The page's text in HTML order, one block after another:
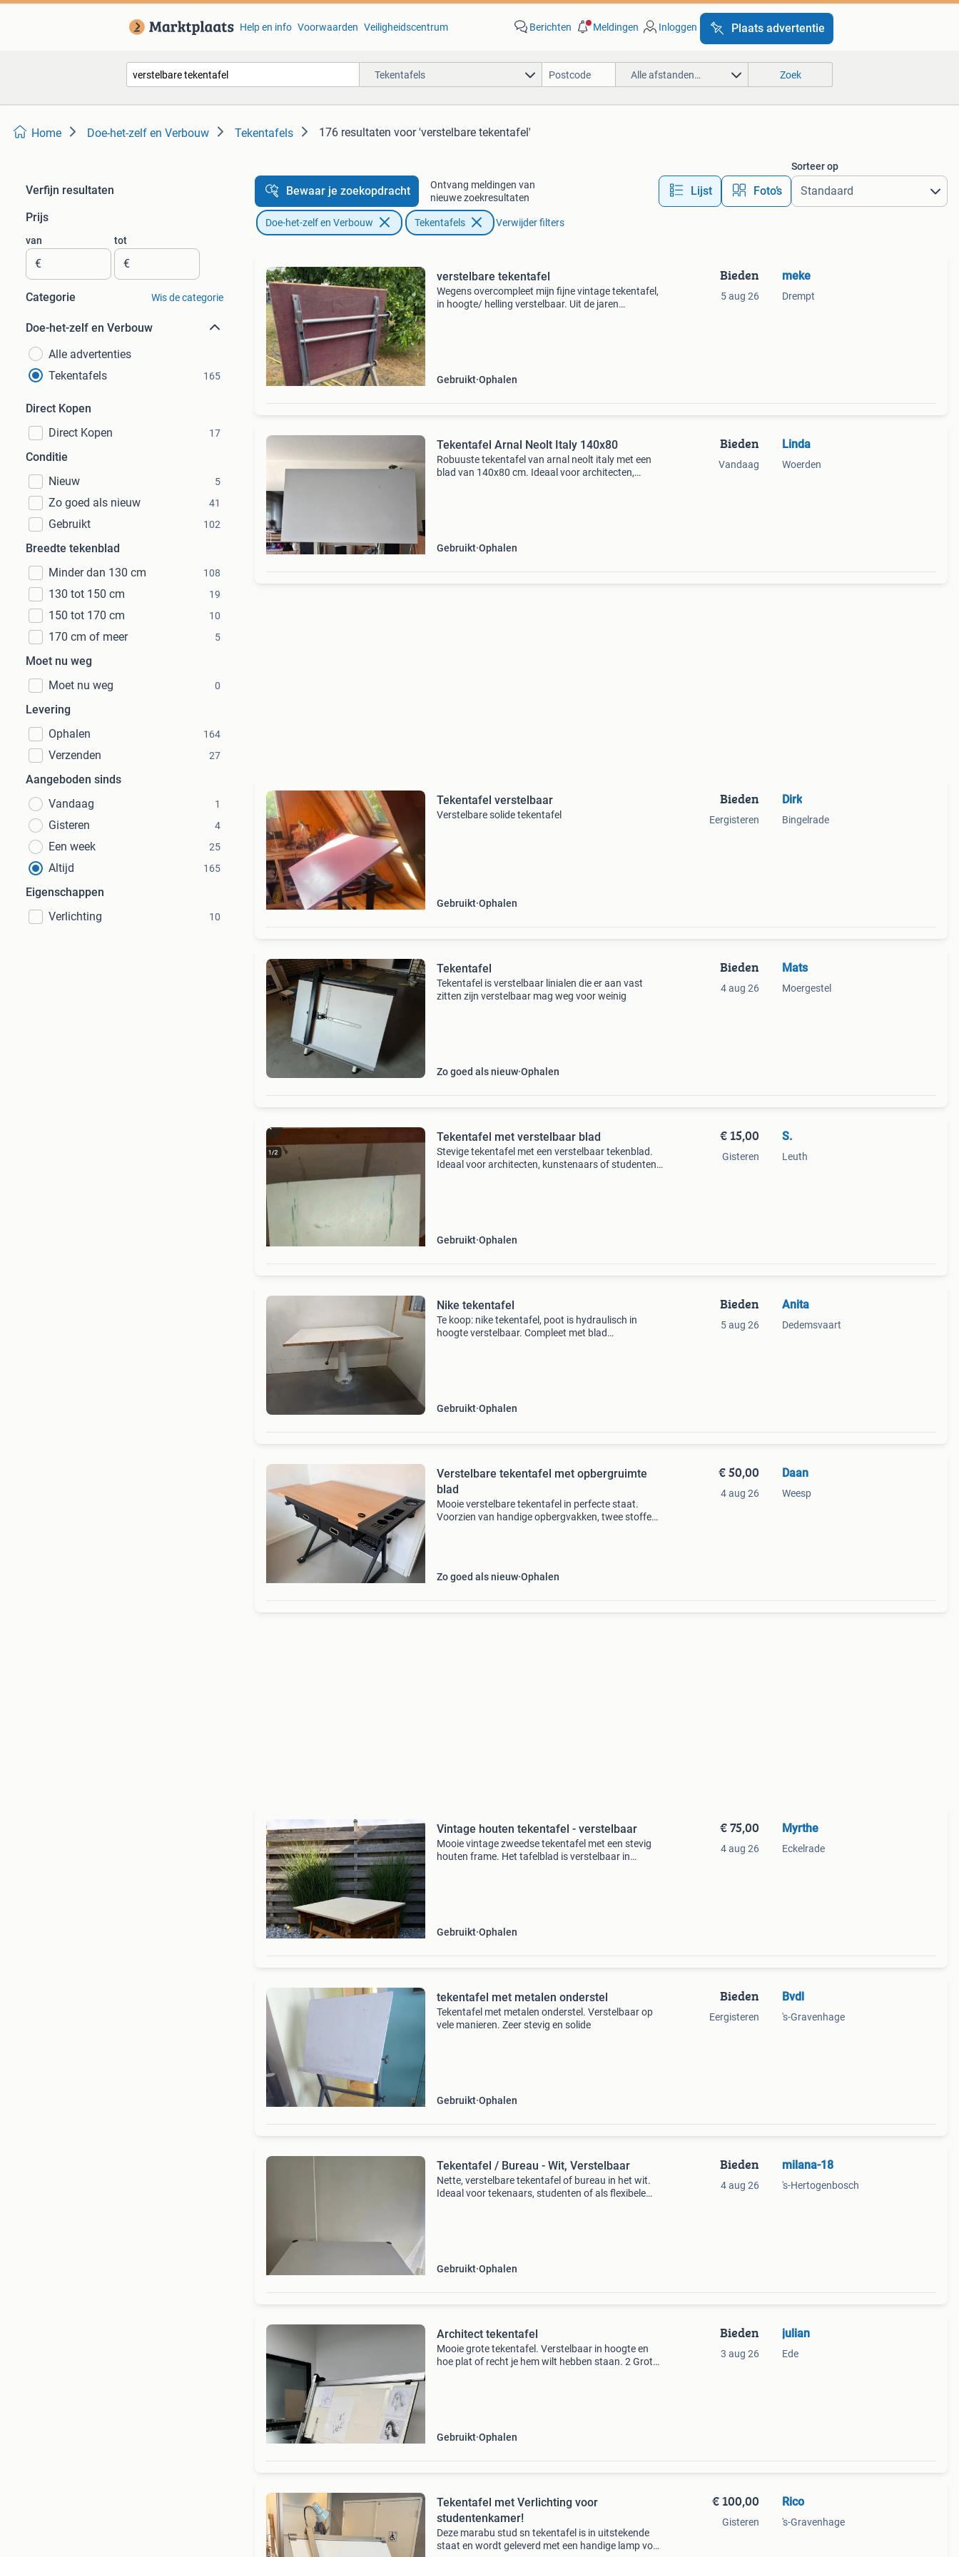
Help en info Voorwaarden Veiligheidscentrum Berichten Meldingen Inloggen Plaats advertentie
Tekentafels Alle afstanden… Zoek
Home Doe-het-zelf en Verbouw Tekentafels 176 resultaten voor 'verstelbare tekentafel'
Verfijn resultaten
Prijs
van
€
tot
€
Categorie Wis de categorie
Doe-het-zelf en Verbouw
Alle advertenties
Tekentafels
165
Direct Kopen
Direct Kopen
17
Conditie
Nieuw
5
Zo goed als nieuw 41
Gebruikt 102
Breedte tekenblad
Minder dan 130 cm
108
130 tot 150 cm 19
150 tot 170 cm 10
170 cm of meer 5
Moet nu weg
Moet nu weg
0
Levering
Ophalen
164
Verzenden 27
Aangeboden sinds
Vandaag
1
Gisteren 4
Een week 25
Altijd 165
Eigenschappen
Verlichting
10
Bewaar je zoekopdracht
Ontvang meldingen van
nieuwe zoekresultaten
Lijst Foto’s
Sorteer op
Doe-het-zelf en Verbouw Tekentafels Verwijder filters
verstelbare tekentafel
Wegens overcompleet mijn fijne vintage tekentafel,
in hoogte/ helling verstelbaar. Uit de jaren
Gebruikt Ophalen
Bieden
5 aug 26
meke
Drempt
Tekentafel Arnal Neolt Italy 140x80
Robuuste tekentafel van arnal neolt italy met een
blad van 140x80 cm. Ideaal voor architecten,
Gebruikt Ophalen
Bieden
Vandaag
Linda
Woerden
Tekentafel verstelbaar
Verstelbare solide tekentafel
Gebruikt Ophalen
Bieden
Eergisteren
Dirk
Bingelrade
Tekentafel
Tekentafel is verstelbaar linialen die er aan vast
zitten zijn verstelbaar mag weg voor weinig
Zo goed als nieuw Ophalen
Bieden
4 aug 26
Mats
Moergestel
Tekentafel met verstelbaar blad
Stevige tekentafel met een verstelbaar tekenblad.
Ideaal voor architecten, kunstenaars of studenten.
Gebruikt Ophalen
€ 15,00
Gisteren
S.
Leuth
Nike tekentafel
Te koop: nike tekentafel, poot is hydraulisch in
hoogte verstelbaar. Compleet met blad
Gebruikt Ophalen
Bieden
5 aug 26
Anita
Dedemsvaart
Verstelbare tekentafel met opbergruimte
blad
Mooie verstelbare tekentafel in perfecte staat.
Voorzien van handige opbergvakken, twee stoffen
Zo goed als nieuw Ophalen
€ 50,00
4 aug 26
Daan
Weesp
Vintage houten tekentafel - verstelbaar
Mooie vintage zweedse tekentafel met een stevig
houten frame. Het tafelblad is verstelbaar in
Gebruikt Ophalen
€ 75,00
4 aug 26
Myrthe
Eckelrade
tekentafel met metalen onderstel
Tekentafel met metalen onderstel. Verstelbaar op
vele manieren. Zeer stevig en solide
Gebruikt Ophalen
Bieden
Eergisteren
Bvdl
's-Gravenhage
Tekentafel / Bureau - Wit, Verstelbaar
Nette, verstelbare tekentafel of bureau in het wit.
Ideaal voor tekenaars, studenten of als flexibele
Gebruikt Ophalen
Bieden
4 aug 26
milana-18
's-Hertogenbosch
Architect tekentafel
Mooie grote tekentafel. Verstelbaar in hoogte en
hoe plat of recht je hem wilt hebben staan. 2 Grote
Gebruikt Ophalen
Bieden
3 aug 26
julian
Ede
Tekentafel met Verlichting voor
studentenkamer!
Deze marabu stud sn tekentafel is in uitstekende
staat en wordt geleverd met een handige lamp voor
€ 100,00
Gisteren
Rico
's-Gravenhage